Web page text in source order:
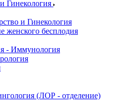
Гинекология
и Гинекология
женского бесплодия
- Иммунология
(ЛОР - отделение)